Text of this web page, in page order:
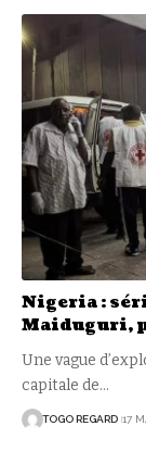
Nigeria :
Maiduguri,
Une vague
capitale de…
TOGO REGARD 17